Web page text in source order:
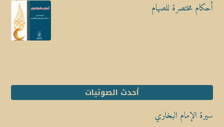
أحكام مختصرة للصيام
أحدث الصوتيات
سيرة الإمام البخاري